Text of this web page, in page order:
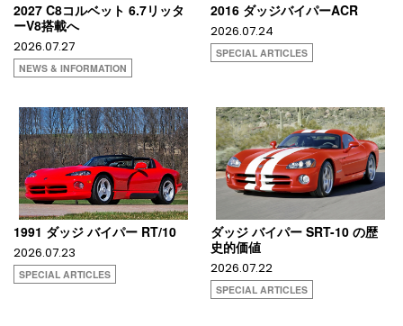
2027 C8コルベット 6.7リッタ
ーV8搭載へ
2026.07.27
NEWS & INFORMATION
2016 ダッジバイパーACR
2026.07.24
SPECIAL ARTICLES
1991 ダッジ バイパー RT/10
2026.07.23
SPECIAL ARTICLES
ダッジ バイパー SRT-10 の歴
史的価値
2026.07.22
SPECIAL ARTICLES